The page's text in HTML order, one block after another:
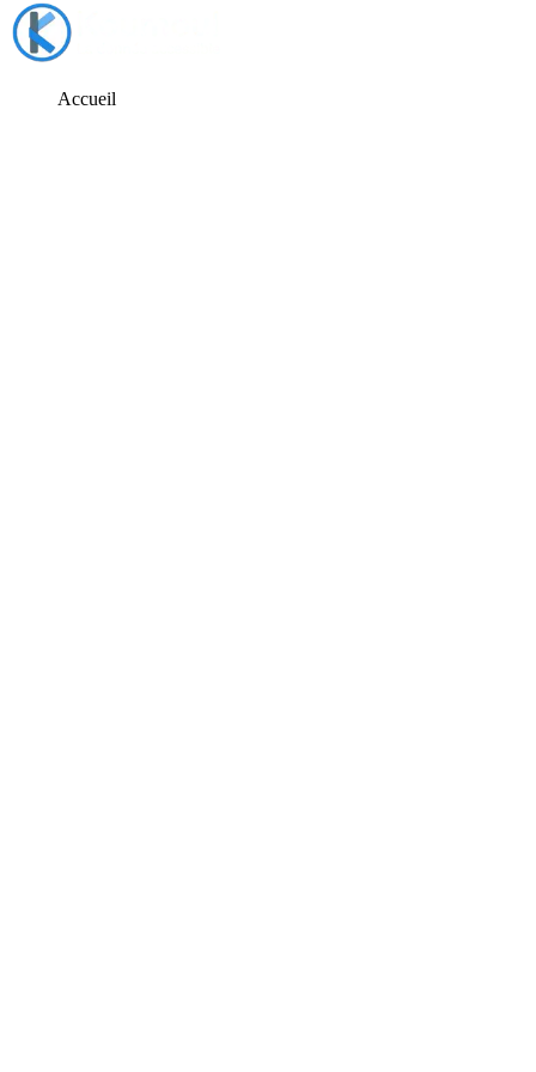
Accueil